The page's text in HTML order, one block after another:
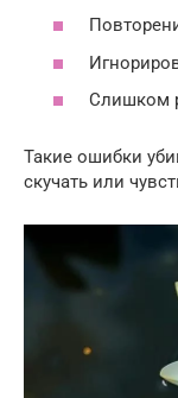
Слишком
Такие ошибки
скучать или